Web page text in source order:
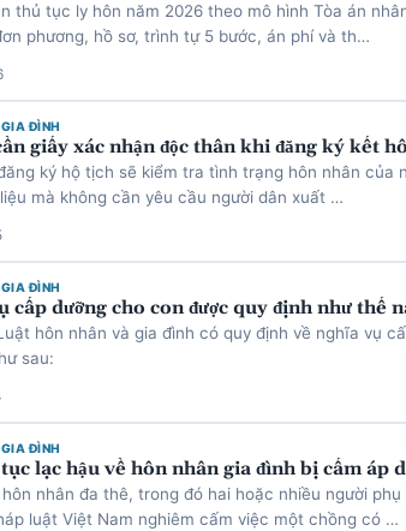
thủ tục ly hôn năm 2026 theo mô hình Tòa án
phương, hồ sơ, trình tự 5 bước, án phí và th…
ĐÌNH
giấy xác nhận độc thân khi đăng ký kết
ký hộ tịch sẽ kiểm tra tình trạng hôn nhân của
mà không cần yêu cầu người dân xuất …
ĐÌNH
cấp dưỡng cho con được quy định như thế
hôn nhân và gia đình có quy định về nghĩa vụ
sau:
ĐÌNH
lạc hậu về hôn nhân gia đình bị cấm áp
hôn nhân đa thê, trong đó hai hoặc nhiều người
luật Việt Nam nghiêm cấm việc một chồng có …